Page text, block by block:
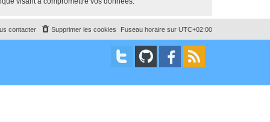
Fuseau horaire sur UTC+02:00
Supprimer les cookies
contacter